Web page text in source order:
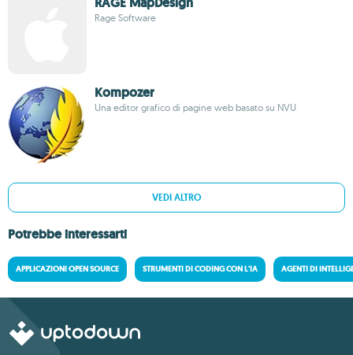
Rage Software
Kompozer
Una editor grafico di pagine web basato su NVU
VEDI ALTRO
Potrebbe interessarti
APPLICAZIONI OPEN SOURCE STRUMENTI DI CODING CON L'IA AGENTI DI